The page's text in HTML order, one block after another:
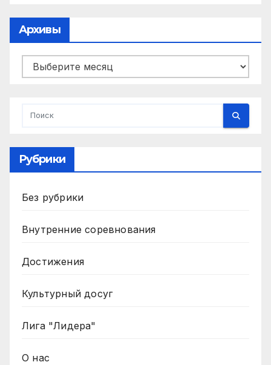
Архивы
Архивы
Рубрики
Без рубрики
Внутренние соревнования
Достижения
Культурный досуг
Лига "Лидера"
О нас